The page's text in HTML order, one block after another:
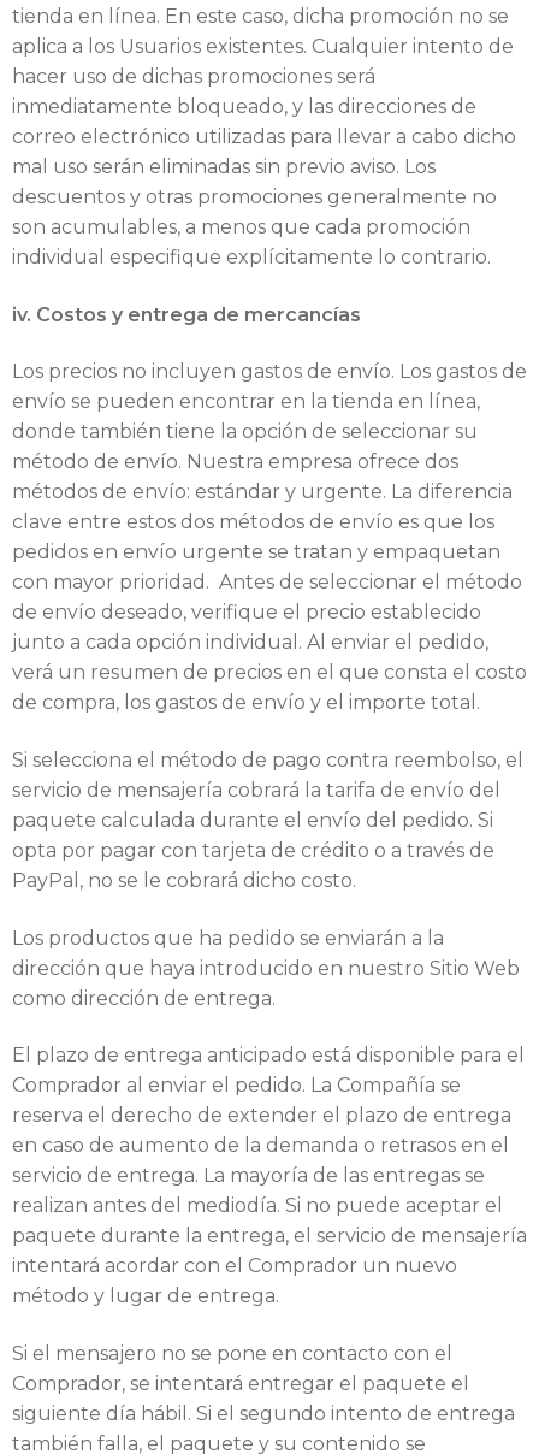
tienda en línea. En este caso, dicha promoción no se
aplica a los Usuarios existentes. Cualquier intento de
hacer uso de dichas promociones será
inmediatamente bloqueado, y las direcciones de
correo electrónico utilizadas para llevar a cabo dicho
mal uso serán eliminadas sin previo aviso. Los
descuentos y otras promociones generalmente no
son acumulables, a menos que cada promoción
individual especifique explícitamente lo contrario.
iv. Costos y entrega de mercancías
Los precios no incluyen gastos de envío. Los gastos de
envío se pueden encontrar en la tienda en línea,
donde también tiene la opción de seleccionar su
método de envío. Nuestra empresa ofrece dos
métodos de envío: estándar y urgente. La diferencia
clave entre estos dos métodos de envío es que los
pedidos en envío urgente se tratan y empaquetan
con mayor prioridad. Antes de seleccionar el método
de envío deseado, verifique el precio establecido
junto a cada opción individual. Al enviar el pedido,
verá un resumen de precios en el que consta el costo
de compra, los gastos de envío y el importe total.
Si selecciona el método de pago contra reembolso, el
servicio de mensajería cobrará la tarifa de envío del
paquete calculada durante el envío del pedido. Si
opta por pagar con tarjeta de crédito o a través de
PayPal, no se le cobrará dicho costo.
Los productos que ha pedido se enviarán a la
dirección que haya introducido en nuestro Sitio Web
como dirección de entrega.
El plazo de entrega anticipado está disponible para el
Comprador al enviar el pedido. La Compañía se
reserva el derecho de extender el plazo de entrega
en caso de aumento de la demanda o retrasos en el
servicio de entrega. La mayoría de las entregas se
realizan antes del mediodía. Si no puede aceptar el
paquete durante la entrega, el servicio de mensajería
intentará acordar con el Comprador un nuevo
método y lugar de entrega.
Si el mensajero no se pone en contacto con el
Comprador, se intentará entregar el paquete el
siguiente día hábil. Si el segundo intento de entrega
también falla, el paquete y su contenido se